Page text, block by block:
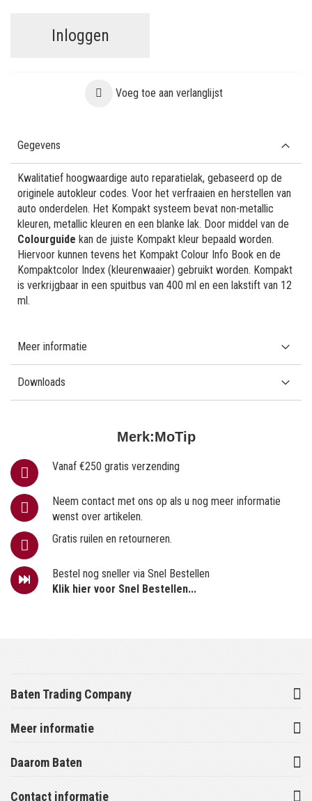
Inloggen
Voeg toe aan verlanglijst
Merk:MoTip
Vanaf €250 gratis verzending
Neem contact met ons op als u nog meer informatie
wenst over artikelen.
Gratis ruilen en retourneren.
Bestel nog sneller via Snel Bestellen
Klik hier voor Snel Bestellen...
Gegevens
Kwalitatief hoogwaardige auto reparatielak, gebaseerd op de
originele autokleur codes. Voor het verfraaien en herstellen van
auto onderdelen. Het Kompakt systeem bevat non-metallic
kleuren, metallic kleuren en een blanke lak. Door middel van de
Colourguide kan de juiste Kompakt kleur bepaald worden.
Hiervoor kunnen tevens het Kompakt Colour Info Book en de
Kompaktcolor Index (kleurenwaaier) gebruikt worden. Kompakt
is verkrijgbaar in een spuitbus van 400 ml en een lakstift van 12
ml.
Meer informatie
Downloads
Baten Trading Company
Meer informatie
Daarom Baten
Contact informatie